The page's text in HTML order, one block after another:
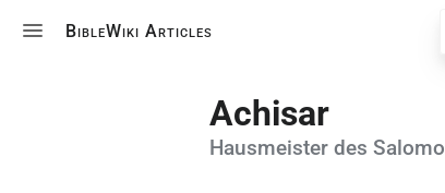
BibleWiki Articles
Achisar
Hausmeister des Salomo